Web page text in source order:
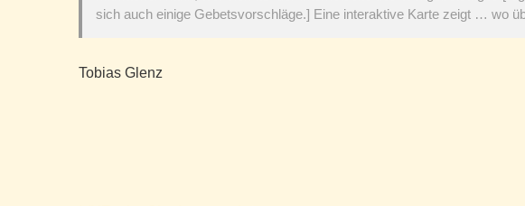
sich auch einige Gebetsvorschläge.] Eine interaktive Karte zeigt … wo
Tobias Glenz